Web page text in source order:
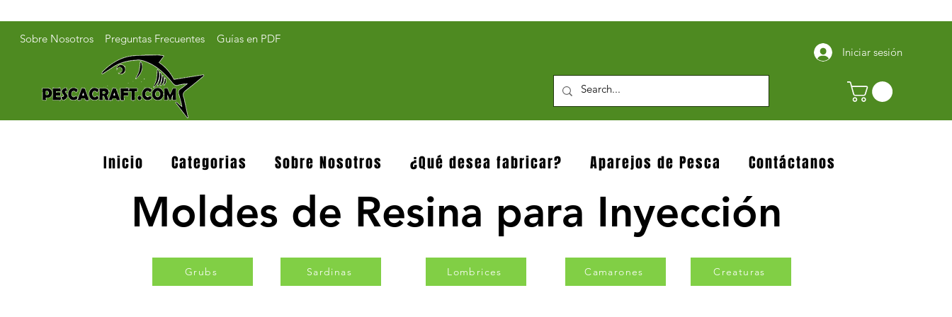
Sobre Nosotros Preguntas Frecuentes
Guías en PDF
Iniciar sesión
Inicio Categorias Sobre Nosotros ¿Qué desea fabricar? Aparejos de Pesca Contáctanos
Moldes de Resina para Inyección
Grubs Sardinas Lombrices Camarones Creaturas